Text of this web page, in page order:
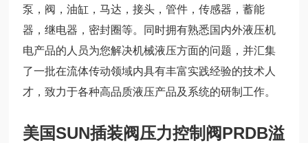
泵，阀，油缸，马达，接头，管件，传感器，蓄能
器，继电器，密封圈等。同时拥有熟悉国内外液压机
电产品的人员为您解决机械液压方面的问题，并汇集
了一批在流体传动领域内具有丰富实践经验的技术人
才，致力于各种高品质液压产品及系统的研制工作。
美国SUN插装阀压力控制阀PRDB溢